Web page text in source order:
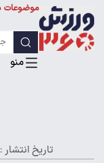
موضوعات
تاریخ انتشار :